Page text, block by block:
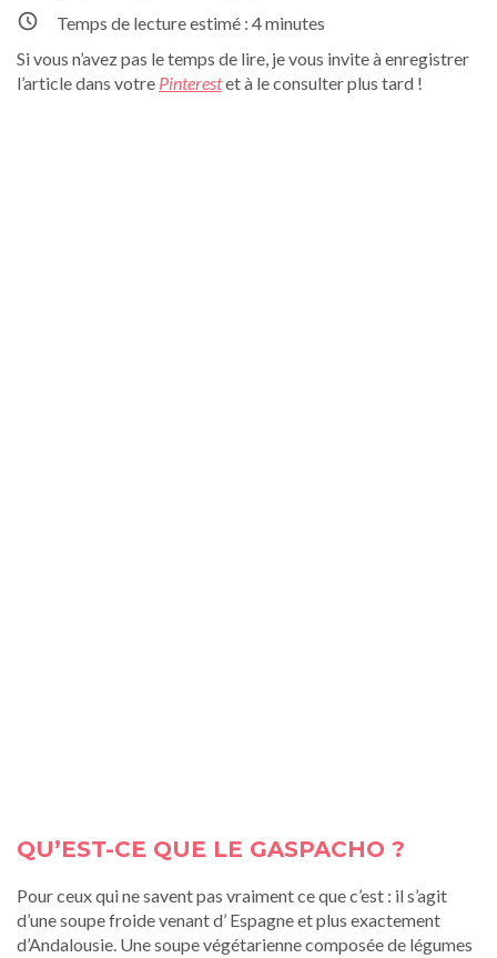
Temps de lecture estimé : 4minutes
Si vous n’avez pas le temps de lire, je vous invite à enregistrer
l’article dans votre Pinterestet à le consulter plus tard !
QU’EST-CE QUE LE GASPACHO ?
Pour ceux qui ne savent pas vraiment ce que c’est : il s’agit
d’une soupe froide venant d’ Espagne et plus exactement
d’Andalousie. Une soupe végétarienne composée de légumes